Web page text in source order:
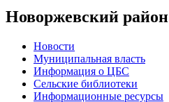
Новоржевский район
Новости
Муниципальная власть
Информация о ЦБС
Сельские библиотеки
Информационные ресурсы